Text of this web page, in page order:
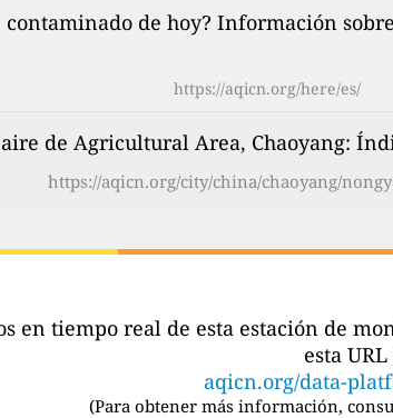
contaminado de hoy? Información
https://aqicn.org/here/es/
de Agricultural Area, Chaoyang:
https://aqicn.org/city/china/chaoyang/
en tiempo real de esta estación de
esta
aqicn.org/data-
(Para obtener más información,